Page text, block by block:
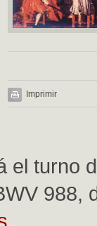
Imprimir
el turno
988,
.